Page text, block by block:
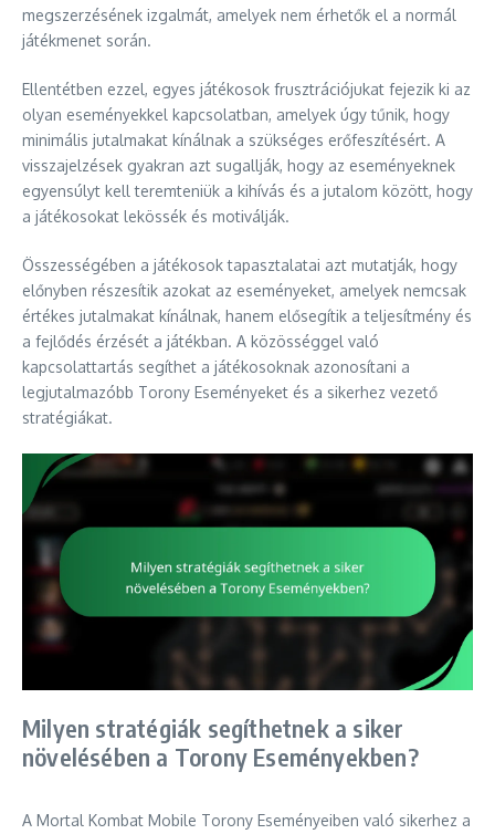
megszerzésének izgalmát, amelyek nem érhetők el a normál
játékmenet során.
Ellentétben ezzel, egyes játékosok frusztrációjukat fejezik ki az
olyan eseményekkel kapcsolatban, amelyek úgy tűnik, hogy
minimális jutalmakat kínálnak a szükséges erőfeszítésért. A
visszajelzések gyakran azt sugallják, hogy az eseményeknek
egyensúlyt kell teremteniük a kihívás és a jutalom között, hogy
a játékosokat lekössék és motiválják.
Összességében a játékosok tapasztalatai azt mutatják, hogy
előnyben részesítik azokat az eseményeket, amelyek nemcsak
értékes jutalmakat kínálnak, hanem elősegítik a teljesítmény és
a fejlődés érzését a játékban. A közösséggel való
kapcsolattartás segíthet a játékosoknak azonosítani a
legjutalmazóbb Torony Eseményeket és a sikerhez vezető
stratégiákat.
Milyen stratégiák segíthetnek a siker
növelésében a Torony Eseményekben?
A Mortal Kombat Mobile Torony Eseményeiben való sikerhez a